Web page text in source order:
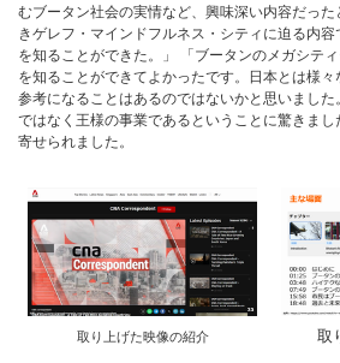
むブータン社会の実情など、興味深い内容だっ
きゲレフ・マインドフルネス・シティに迫る内
を知ることができた。」 「ブータンのメガシテ
を知ることができてよかったです。日本とは様
参考になることはあるのではないかと思いまし
ではなく王様の事業であるということに驚きま
寄せられました。
取り上げた映像の紹介 取